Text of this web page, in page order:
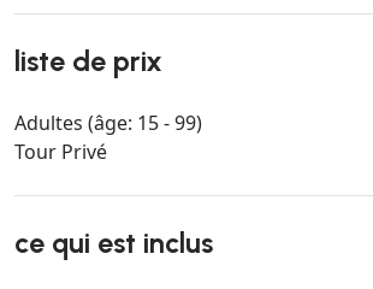
liste de prix
Adultes (âge: 15 - 99)
Tour Privé
ce qui est inclus